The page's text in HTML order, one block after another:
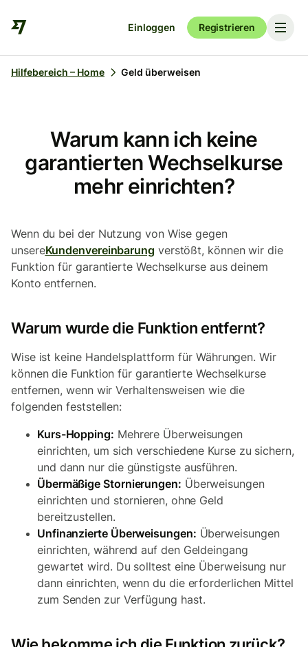
Einloggen Registrieren
Hilfebereich – Home Geld überweisen
Warum kann ich keine
garantierten Wechselkurse
mehr einrichten?
Wenn du bei der Nutzung von Wise gegen
unsereKundenvereinbarung verstößt, können wir die
Funktion für garantierte Wechselkurse aus deinem
Konto entfernen.
Warum wurde die Funktion entfernt?
Wise ist keine Handelsplattform für Währungen. Wir
können die Funktion für garantierte Wechselkurse
entfernen, wenn wir Verhaltensweisen wie die
folgenden feststellen:
Kurs-Hopping: Mehrere Überweisungen
einrichten, um sich verschiedene Kurse zu sichern,
und dann nur die günstigste ausführen.
Übermäßige Stornierungen: Überweisungen
einrichten und stornieren, ohne Geld
bereitzustellen.
Unfinanzierte Überweisungen: Überweisungen
einrichten, während auf den Geldeingang
gewartet wird. Du solltest eine Überweisung nur
dann einrichten, wenn du die erforderlichen Mittel
zum Senden zur Verfügung hast.